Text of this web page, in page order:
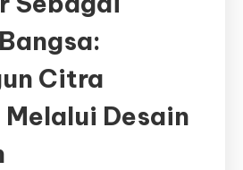
Citra
Desain